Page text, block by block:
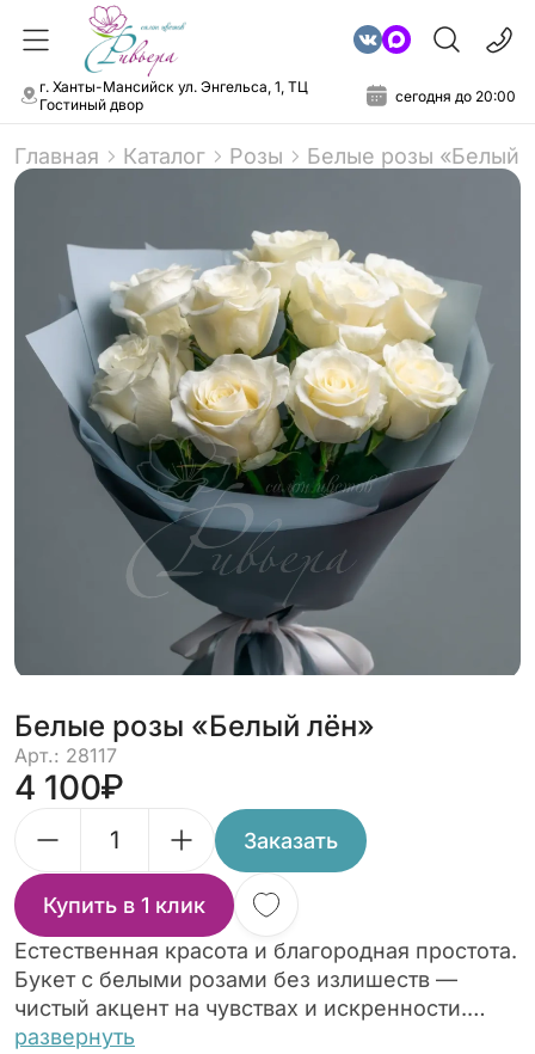
г. Ханты-Мансийск ул. Энгельса, 1, ТЦ
Гостиный двор
сегодня до 20:00
Главная Каталог Розы Белые розы «Белый
Белые розы «Белый лён»
Арт.: 28117
4 100
Заказать
Купить в 1 клик
Естественная красота и благородная простота.
Букет с белыми розами без излишеств —
чистый акцент на чувствах и искренности.
Отличный выбор для поклонников
развернуть